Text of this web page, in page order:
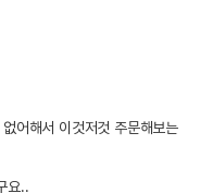
어해서 이것저것 주문해보는
요..